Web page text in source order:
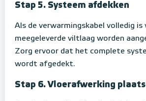
Stap 5. Systeem afdekken
Als de verwarmingskabel volledig is
meegeleverde viltlaag worden
Zorg ervoor dat het complete
wordt afgedekt.
Stap 6. Vloerafwerking